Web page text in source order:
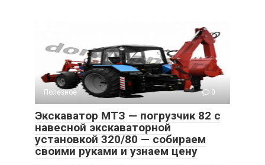
Полезное 0
Экскаватор МТЗ — погрузчик 82 с
навесной экскаваторной
установкой 320/80 — собираем
своими руками и узнаем цену